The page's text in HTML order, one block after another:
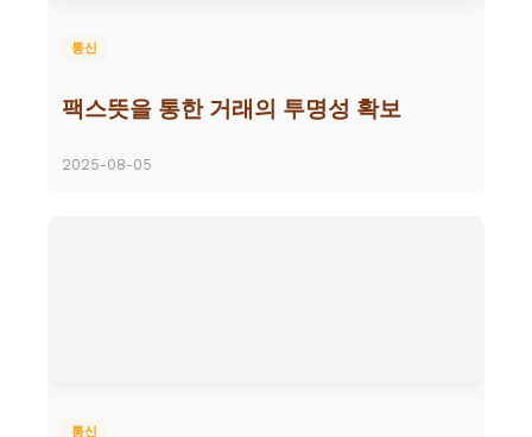
통신
팩스뜻을 통한 거래의 투명성 확보
2025-08-05
통신